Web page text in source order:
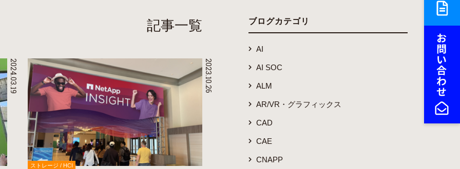
記事一覧
2024.03.19 2023.10.26
ストレージ / HCI
ブログカテゴリ
AI
AI SOC
ALM
AR/VR・グラフィックス
CAD
CAE
CNAPP